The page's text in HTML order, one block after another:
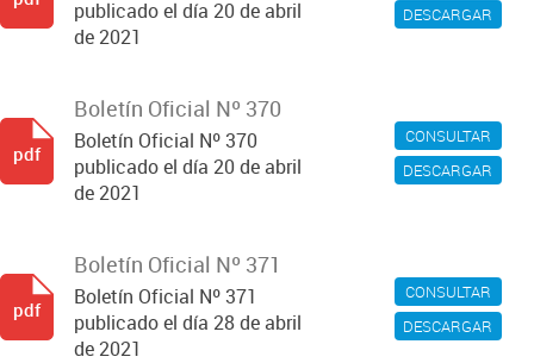
DESCARGAR
publicado el día 20 de abril
de 2021
CONSULTAR
DESCARGAR
Boletín Oficial Nº 370
Boletín Oficial Nº 370
publicado el día 20 de abril
de 2021
pdf
CONSULTAR
DESCARGAR
Boletín Oficial Nº 371
Boletín Oficial Nº 371
publicado el día 28 de abril
de 2021
pdf